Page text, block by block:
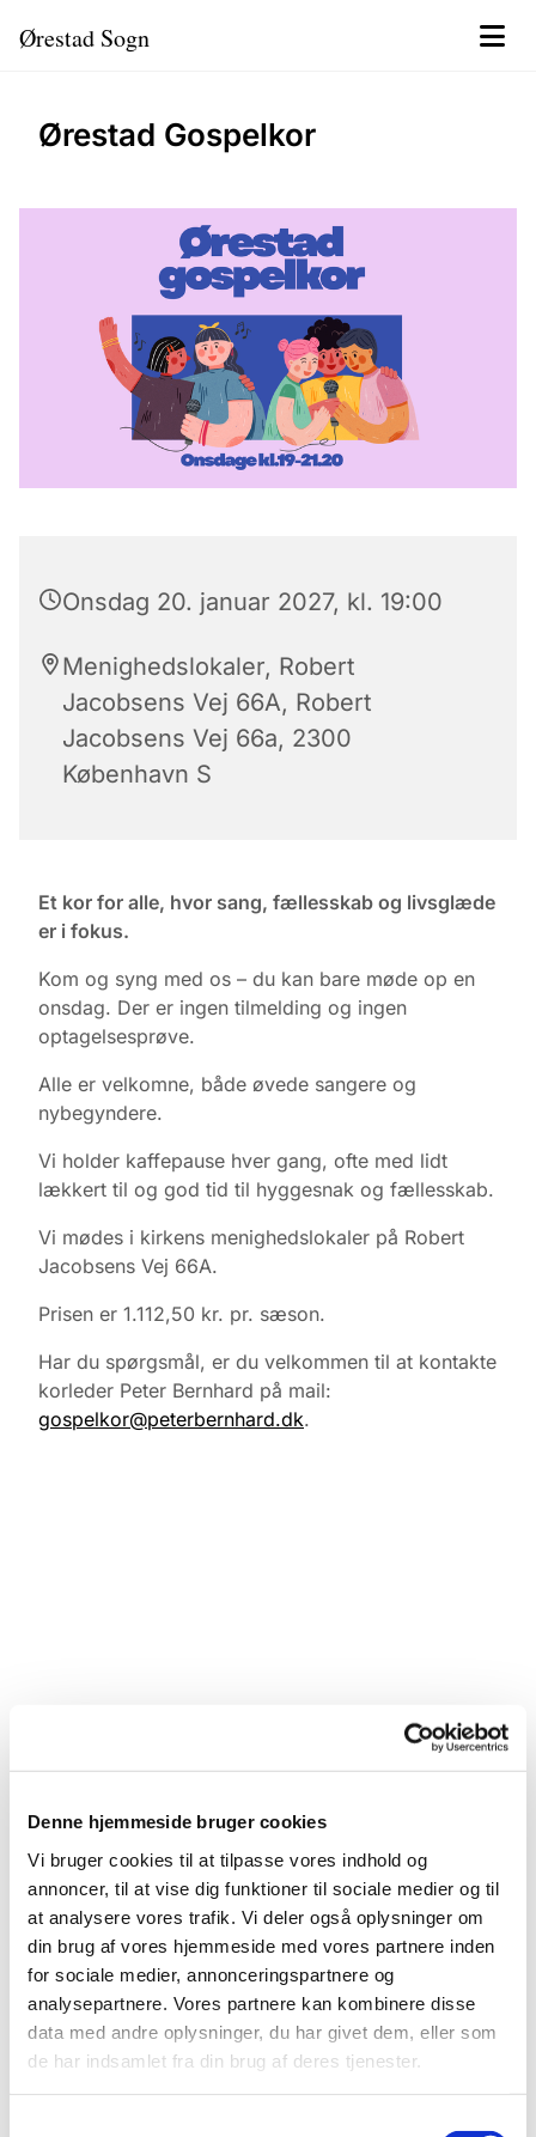
Denne hjemmeside bruger cookies
Vi bruger cookies til at tilpasse vores indhold og
annoncer, til at vise dig funktioner til sociale medier og til
at analysere vores trafik. Vi deler også oplysninger om
din brug af vores hjemmeside med vores partnere inden
for sociale medier, annonceringspartnere og
analysepartnere. Vores partnere kan kombinere disse
data med andre oplysninger, du har givet dem, eller som
de har indsamlet fra din brug af deres tjenester.
Ørestad Sogn
Ørestad Gospelkor
Onsdag 20. januar 2027, kl. 19:00
Menighedslokaler, Robert
Jacobsens Vej 66A, Robert
Jacobsens Vej 66a, 2300
København S
Et kor for alle, hvor sang, fællesskab og livsglæde
er i fokus.
Kom og syng med os – du kan bare møde op en
onsdag. Der er ingen tilmelding og ingen
optagelsesprøve.
Alle er velkomne, både øvede sangere og
nybegyndere.
Vi holder kaffepause hver gang, ofte med lidt
lækkert til og god tid til hyggesnak og fællesskab.
Vi mødes i kirkens menighedslokaler på Robert
Jacobsens Vej 66A.
Prisen er 1.112,50 kr. pr. sæson.
Har du spørgsmål, er du velkommen til at kontakte
korleder Peter Bernhard på mail:
gospelkor@peterbernhard.dk.
Du vil måske også kunne
lide...